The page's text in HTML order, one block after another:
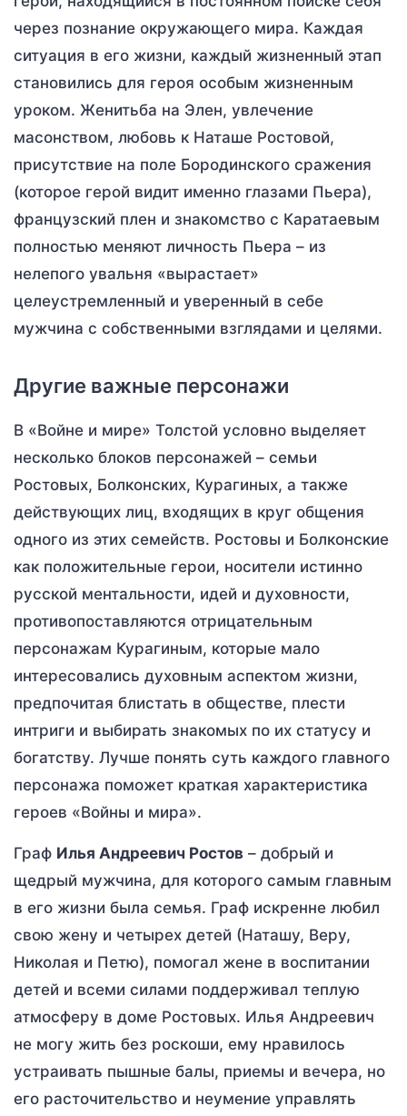
через познание окружающего мира. Каждая
ситуация в его жизни, каждый жизненный этап
становились для героя особым жизненным
уроком. Женитьба на Элен, увлечение
масонством, любовь к Наташе Ростовой,
присутствие на поле Бородинского сражения
(которое герой видит именно глазами Пьера),
французский плен и знакомство с Каратаевым
полностью меняют личность Пьера – из
нелепого увальня «вырастает»
целеустремленный и уверенный в себе
мужчина с собственными взглядами и целями.
Другие важные персонажи
В «Войне и мире» Толстой условно выделяет
несколько блоков персонажей – семьи
Ростовых, Болконских, Курагиных, а также
действующих лиц, входящих в круг общения
одного из этих семейств. Ростовы и Болконские
как положительные герои, носители истинно
русской ментальности, идей и духовности,
противопоставляются отрицательным
персонажам Курагиным, которые мало
интересовались духовным аспектом жизни,
предпочитая блистать в обществе, плести
интриги и выбирать знакомых по их статусу и
богатству. Лучше понять суть каждого главного
персонажа поможет краткая характеристика
героев «Войны и мира».
Граф Илья Андреевич Ростов – добрый и
щедрый мужчина, для которого самым главным
в его жизни была семья. Граф искренне любил
свою жену и четырех детей (Наташу, Веру,
Николая и Петю), помогал жене в воспитании
детей и всеми силами поддерживал теплую
атмосферу в доме Ростовых. Илья Андреевич
не могу жить без роскоши, ему нравилось
устраивать пышные балы, приемы и вечера, но
его расточительство и неумение управлять